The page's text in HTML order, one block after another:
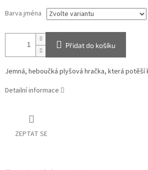
Barva jména
Přidat do košíku
Jemná, heboučká plyšová hračka, která potěší
Detailní informace
ZEPTAT SE